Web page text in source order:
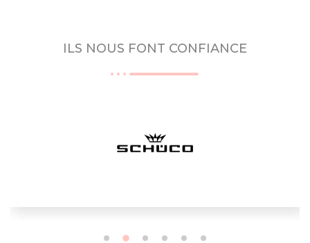
ILS NOUS FONT CONFIANCE